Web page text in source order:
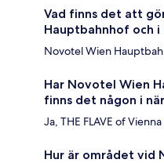
Vad finns det att
Hauptbahnhof och i
Novotel Wien
Har Novotel Wien
finns det någon i
Ja, THE FLAVE of
Hur är området vid